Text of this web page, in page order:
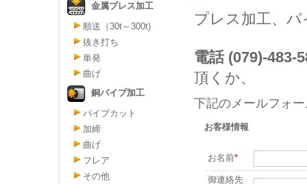
金属プレス加工
順送（30t～300t)
抜き打ち
単発
曲げ
銅パイプ加工
パイプカット
加締
曲げ
フレア
その他
プレス加工、
電話 (079)-
頂くか、
下記のメールフォ
お客様情報
お名前*
御連絡先